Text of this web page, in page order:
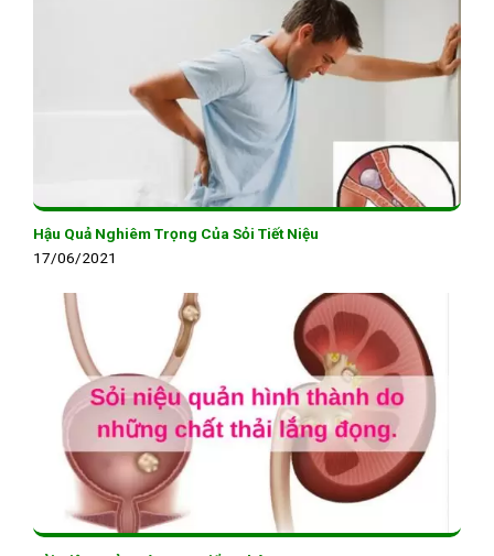
Hậu Quả Nghiêm Trọng Của Sỏi Tiết Niệu
17/06/2021